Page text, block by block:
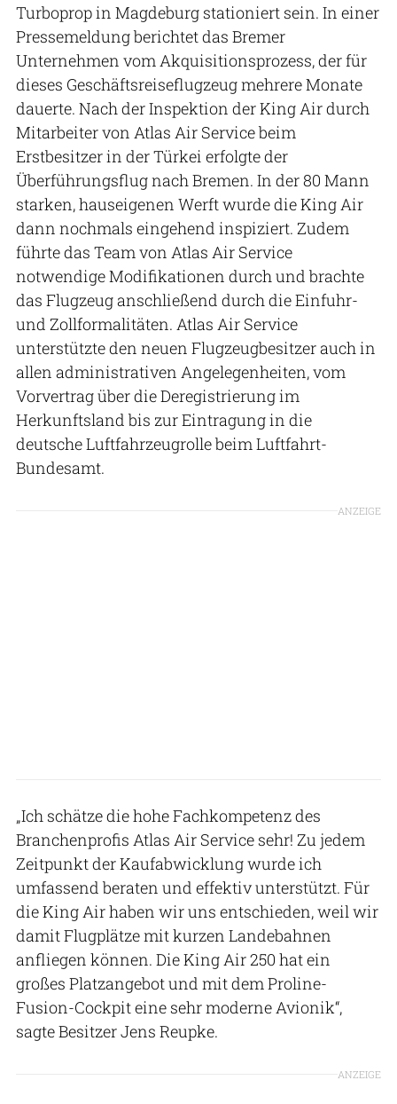
Turboprop in Magdeburg stationiert sein. In einer
Pressemeldung berichtet das Bremer
Unternehmen vom Akquisitionsprozess, der für
dieses Geschäftsreiseflugzeug mehrere Monate
dauerte. Nach der Inspektion der King Air durch
Mitarbeiter von Atlas Air Service beim
Erstbesitzer in der Türkei erfolgte der
Überführungsflug nach Bremen. In der 80 Mann
starken, hauseigenen Werft wurde die King Air
dann nochmals eingehend inspiziert. Zudem
führte das Team von Atlas Air Service
notwendige Modifikationen durch und brachte
das Flugzeug anschließend durch die Einfuhr-
und Zollformalitäten. Atlas Air Service
unterstützte den neuen Flugzeugbesitzer auch in
allen administrativen Angelegenheiten, vom
Vorvertrag über die Deregistrierung im
Herkunftsland bis zur Eintragung in die
deutsche Luftfahrzeugrolle beim Luftfahrt-
Bundesamt.
ANZEIGE
„Ich schätze die hohe Fachkompetenz des
Branchenprofis Atlas Air Service sehr! Zu jedem
Zeitpunkt der Kaufabwicklung wurde ich
umfassend beraten und effektiv unterstützt. Für
die King Air haben wir uns entschieden, weil wir
damit Flugplätze mit kurzen Landebahnen
anfliegen können. Die King Air 250 hat ein
großes Platzangebot und mit dem Proline-
Fusion-Cockpit eine sehr moderne Avionik“,
sagte Besitzer Jens Reupke.
ANZEIGE